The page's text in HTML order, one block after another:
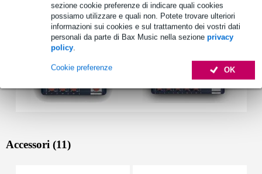
sezione cookie preferenze di indicare quali cookies
possiamo utilizzare e quali non. Potete trovare ulteriori
informazioni sui cookies e sul trattamento dei vostri dati
personali da parte di Bax Music nella sezione privacy
policy.
OK
Cookie preferenze
Accessori (11)